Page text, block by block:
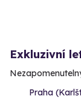
Exkluzivní
Praha